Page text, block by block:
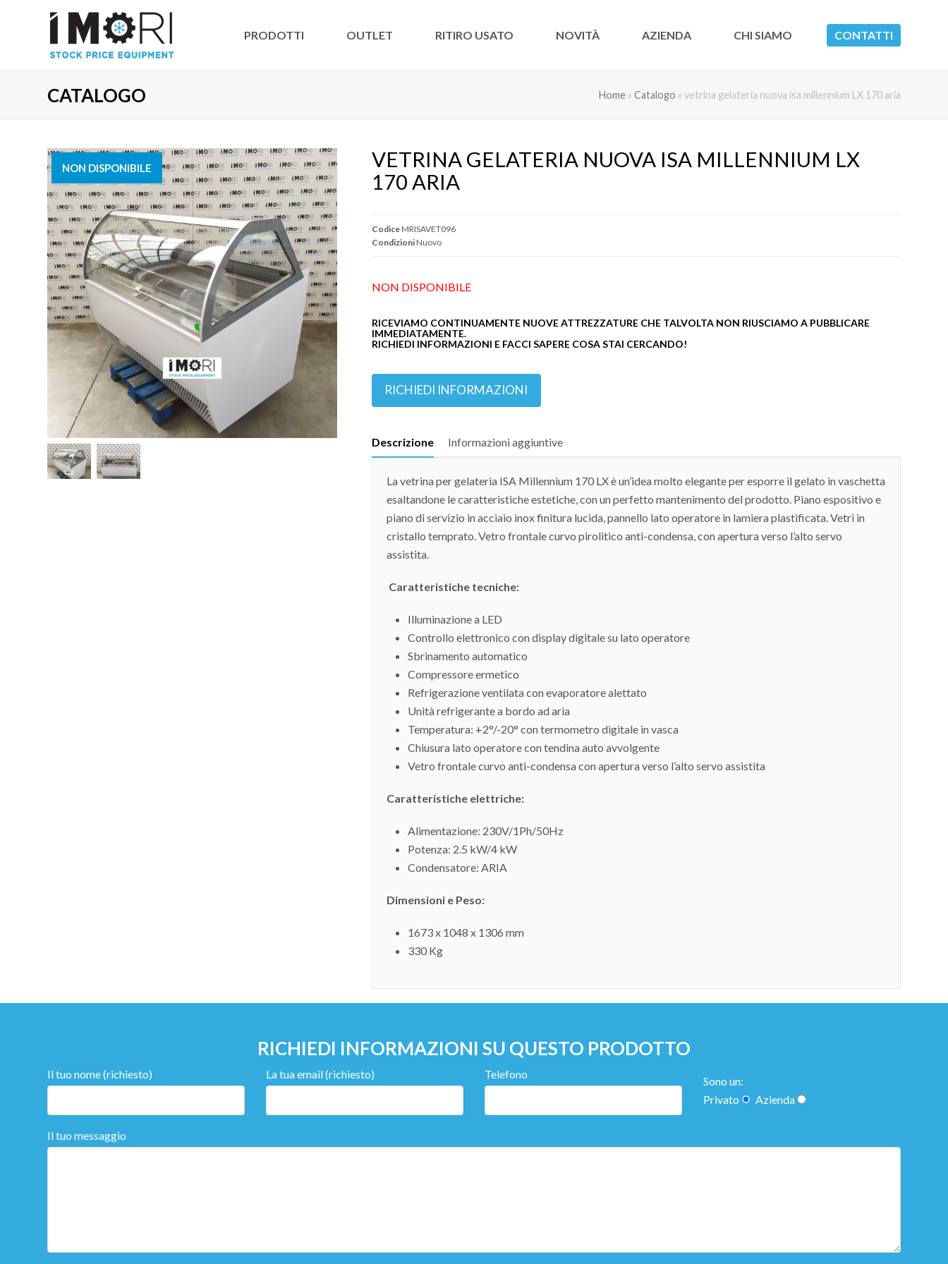
PRODOTTI OUTLET RITIRO USATO NOVITÀ AZIENDA CHI SIAMO CONTATTI
CATALOGO Home» Catalogo » vetrina gelateria nuova isa millennium LX 170 aria
VENDUTO
NON DISPONIBILE
VETRINA GELATERIA NUOVA ISA MILLENNIUM LX
170 ARIA
CodiceMRISAVET096
CondizioniNuovo
NON DISPONIBILE
RICEVIAMO CONTINUAMENTE NUOVE ATTREZZATURE CHE TALVOLTA NON RIUSCIAMO A PUBBLICARE
IMMEDIATAMENTE.
RICHIEDI INFORMAZIONI E FACCI SAPERE COSA STAI CERCANDO!
RICHIEDI INFORMAZIONI
Descrizione Informazioni aggiuntive
La vetrina per gelateria ISA Millennium 170 LX è un’idea molto elegante per esporre il gelato in vaschetta
esaltandone le caratteristiche estetiche, con un perfetto mantenimento del prodotto. Piano espositivo e
piano di servizio in acciaio inox finitura lucida, pannello lato operatore in lamiera plastificata. Vetri in
cristallo temprato. Vetro frontale curvo pirolitico anti-condensa, con apertura verso l’alto servo
assistita.
Caratteristiche tecniche:
Illuminazione a LED
Controllo elettronico con display digitale su lato operatore
Sbrinamento automatico
Compressore ermetico
Refrigerazione ventilata con evaporatore alettato
Unità refrigerante a bordo ad aria
Temperatura: +2°/-20° con termometro digitale in vasca
Chiusura lato operatore con tendina auto avvolgente
Vetro frontale curvo anti-condensa con apertura verso l’alto servo assistita
Caratteristiche elettriche:
Alimentazione: 230V/1Ph/50Hz
Potenza: 2.5 kW/4 kW
Condensatore: ARIA
Dimensioni e Peso:
1673 x 1048 x 1306 mm
330 Kg
RICHIEDI INFORMAZIONI SU QUESTO PRODOTTO
Il tuo nome (richiesto) La tua email (richiesto) Telefono
Sono un:
Privato
Azienda
Il tuo messaggio